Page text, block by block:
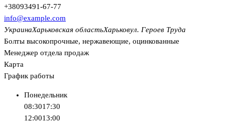
+38093491-67-77
info@example.com
УкраинаХарьковская областьХарьковул. Героев Труда
Болты высокопрочные, нержавеющие, оцинкованные
Менеджер отдела продаж
Карта
График работы
Понедельник
08:3017:30
12:0013:00